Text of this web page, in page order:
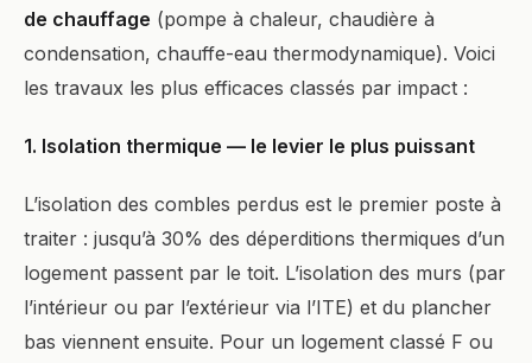
de chauffage (pompe à chaleur, chaudière à
condensation, chauffe-eau thermodynamique). Voici
les travaux les plus efficaces classés par impact :
1. Isolation thermique — le levier le plus puissant
L’isolation des combles perdus est le premier poste à
traiter : jusqu’à 30% des déperditions thermiques d’un
logement passent par le toit. L’isolation des murs (par
l’intérieur ou par l’extérieur via l’ITE) et du plancher
bas viennent ensuite. Pour un logement classé F ou